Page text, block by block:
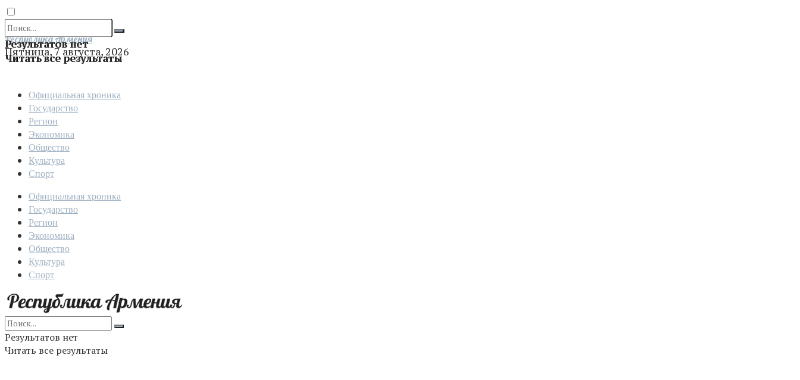
Результатов нет
Читать все результаты
Отправить
Республика Армения
Пятница, 7 августа, 2026
Официальная хроника
Государство
Регион
Экономика
Общество
Культура
Спорт
Официальная хроника
Государство
Регион
Экономика
Общество
Культура
Спорт
Результатов нет
Читать все результаты